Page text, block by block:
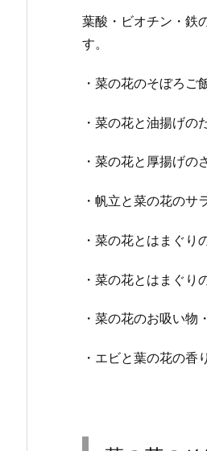
葉酸・ビオチン・鉄
す。
・菜の花のそぼろご
・菜の花と油揚げ
・菜の花と厚揚げの
・帆立と菜の花のサ
・菜の花とはまぐり
・菜の花とはまぐり
・菜の花のお吸い物
・エビと葉の花の香